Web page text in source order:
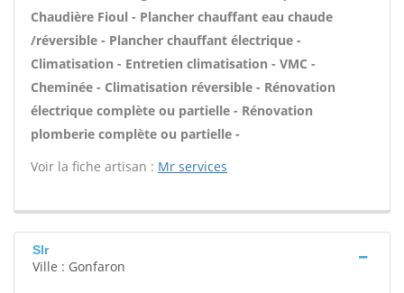
Chaudière Fioul - Plancher chauffant eau chaude
/réversible - Plancher chauffant électrique -
Climatisation - Entretien climatisation - VMC -
Cheminée - Climatisation réversible - Rénovation
électrique complète ou partielle - Rénovation
plomberie complète ou partielle -
Voir la fiche artisan : Mr services
Slr
Ville : Gonfaron